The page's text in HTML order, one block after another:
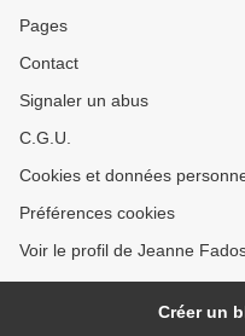
Pages
Contact
Signaler un abus
C.G.U.
Cookies et données
Préférences cookies
Voir le profil de Jeanne
Créer un